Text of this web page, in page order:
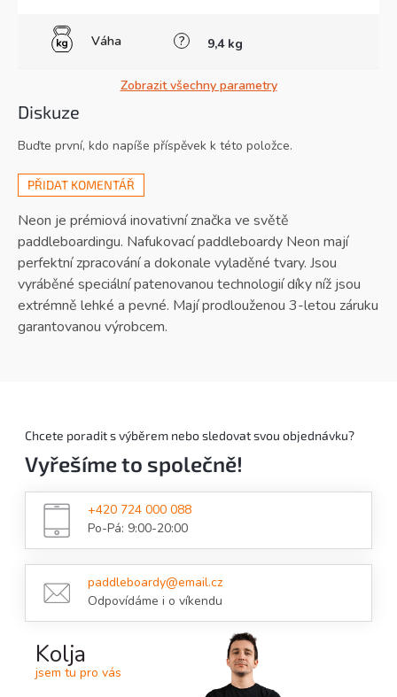
?
Váha 9,4 kg
Zobrazit všechny parametry
Diskuze
Buďte první, kdo napíše příspěvek k této položce.
PŘIDAT KOMENTÁŘ
Neon je prémiová inovativní značka ve světě
paddleboardingu. Nafukovací paddleboardy Neon mají
perfektní zpracování a dokonale vyladěné tvary. Jsou
vyráběné speciální patenovanou technologií díky níž jsou
extrémně lehké a pevné. Mají prodlouženou 3-letou záruku
garantovanou výrobcem.
Kolja
jsem tu pro vás
Chcete poradit s výběrem nebo sledovat svou objednávku?
Vyřešíme to společně!
+420 724 000 088
Po-Pá: 9:00-20:00
paddleboardy@email.cz
Odpovídáme i o víkendu